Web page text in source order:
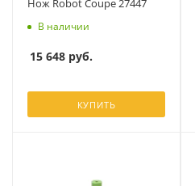
Нож Robot Coupe 27447
В наличии
15 648 руб.
КУПИТЬ